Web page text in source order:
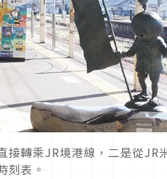
轉乘JR境港線，二是從JR
刻表。